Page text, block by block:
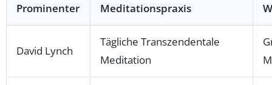
Prominenter Meditationspraxis
David Lynch
Tägliche Transzendentale
Meditation